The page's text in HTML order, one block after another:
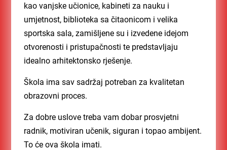
kao vanjske učionice, kabineti za nauku i
umjetnost, biblioteka sa čitaonicom i velika
sportska sala, zamišljene su i izvedene idejom
otvorenosti i pristupačnosti te predstavljaju
idealno arhitektonsko rješenje.
Škola ima sav sadržaj potreban za kvalitetan
obrazovni proces.
Za dobre uslove treba vam dobar prosvjetni
radnik, motiviran učenik, siguran i topao ambijent.
To će ova škola imati.